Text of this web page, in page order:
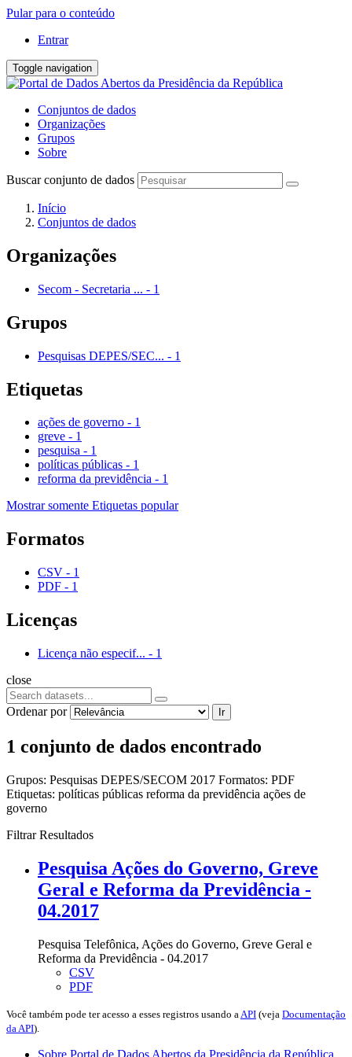
Pular para o conteúdo
Entrar
Toggle navigation
Conjuntos de dados
Organizações
Grupos
Sobre
Buscar conjunto de dados
Início
Conjuntos de dados
Organizações
Secom - Secretaria ... - 1
Grupos
Pesquisas DEPES/SEC... - 1
Etiquetas
ações de governo - 1
greve - 1
pesquisa - 1
políticas públicas - 1
reforma da previdência - 1
Mostrar somente Etiquetas popular
Formatos
CSV - 1
PDF - 1
Licenças
Licença não especif... - 1
close
Ordenar por Ir
1 conjunto de dados encontrado
Grupos: Pesquisas DEPES/SECOM 2017 Formatos: PDF
Etiquetas: políticas públicas reforma da previdência ações de
governo
Filtrar Resultados
Pesquisa Ações do Governo, Greve
Geral e Reforma da Previdência -
04.2017
Pesquisa Telefônica, Ações do Governo, Greve Geral e
Reforma da Previdência - 04.2017
CSV
PDF
Você também pode ter acesso a esses registros usando a API (veja Documentação
da API).
Sobre Portal de Dados Abertos da Presidência da República